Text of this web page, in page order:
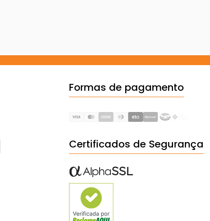
Formas de pagamento
Certificados de Segurança